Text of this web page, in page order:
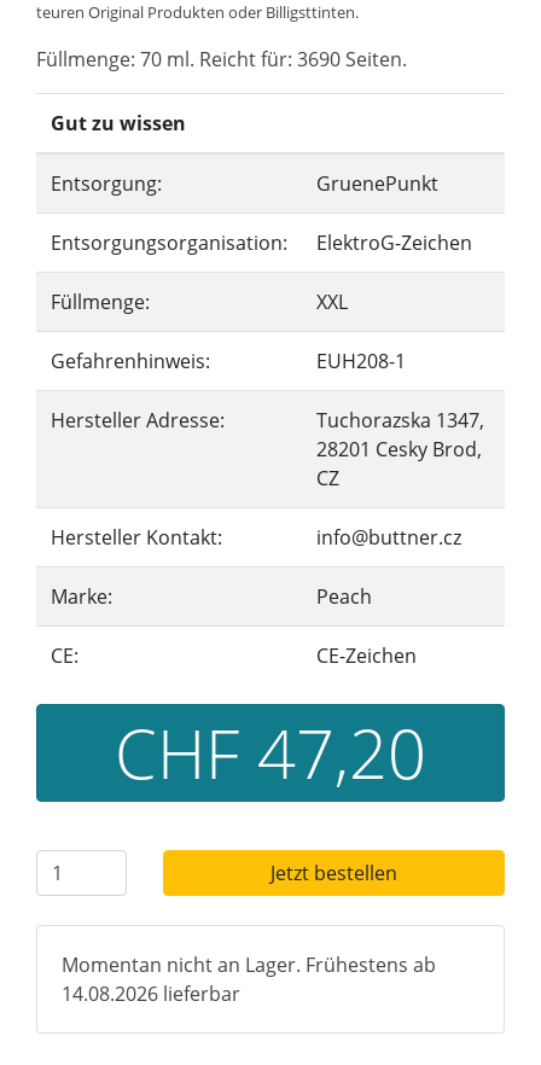
teuren Original Produkten oder Billigsttinten.
Füllmenge: 70 ml. Reicht für: 3690 Seiten.
Gut zu wissen
Entsorgung: GruenePunkt
Entsorgungsorganisation: ElektroG-Zeichen
Füllmenge: XXL
Gefahrenhinweis: EUH208-1
Hersteller Adresse:
Tuchorazska 1347,
28201 Cesky Brod,
CZ
Hersteller Kontakt: info@buttner.cz
Marke: Peach
CE: CE-Zeichen
CHF 47,20
Jetzt bestellen
Momentan nicht an Lager. Frühestens ab
14.08.2026 lieferbar